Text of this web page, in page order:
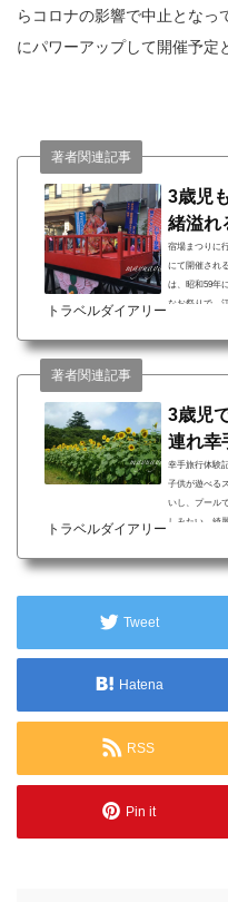
らコロナの影響で中止となっ
にパワーアップして開催予定
3歳児
緒溢れ
宿場まつりに
にて開催され
は、昭和59年
なお祭りで、
本町通りは、
トラベルダイアリー
著者関連記事
3歳児
連れ幸
幸手旅行体験
子供が遊べる
いし、プール
しみたい、綺
にオススメの
で動物を見て
トラベルダイアリー
著者関連記事
Tweet
Hatena
RSS
Pin it